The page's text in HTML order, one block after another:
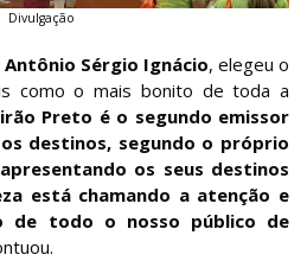
Divulgação
Antônio Sérgio Ignácio, elegeu o
como o mais bonito de toda a
Preto é o segundo emissor
destinos, segundo o próprio
os seus destinos
está chamando a atenção e
de todo o nosso público de